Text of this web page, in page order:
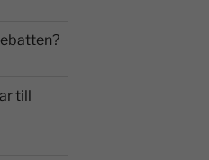
till